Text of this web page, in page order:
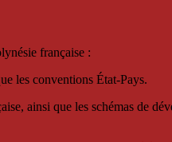
française :
les conventions État-Pays.
ainsi que les schémas de